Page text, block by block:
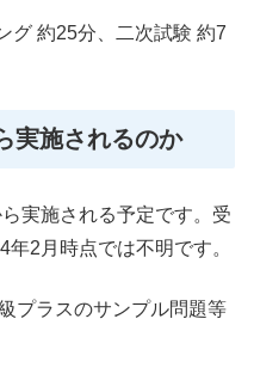
グ 約25分、二次試験 約7
実施されるのか
実施される予定です。受
2月時点では不明です。
プラスのサンプル問題等